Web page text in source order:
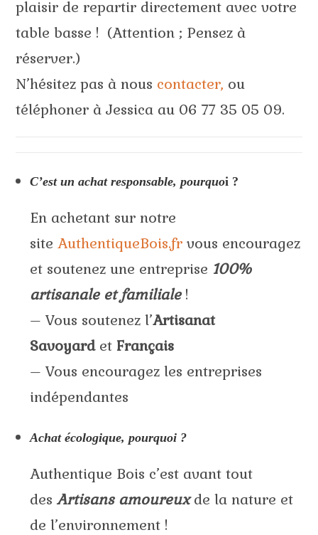
plaisir de repartir directement avec votre
table basse ! (Attention ; Pensez à
réserver.)
N’hésitez pas à nous contacter, ou
téléphoner à Jessica au 06 77 35 05 09.
C’est un achat responsable, pourquoi ?
En achetant sur notre
siteAuthentiqueBois.frvous encouragez
et soutenez une entreprise 100%
artisanale et familiale!
– Vous soutenez l’Artisanat
Savoyardet Français
– Vous encouragez les entreprises
indépendantes
Achat écologique, pourquoi ?
Authentique Bois c’est avant tout
desArtisans amoureuxde la nature et
de l’environnement !